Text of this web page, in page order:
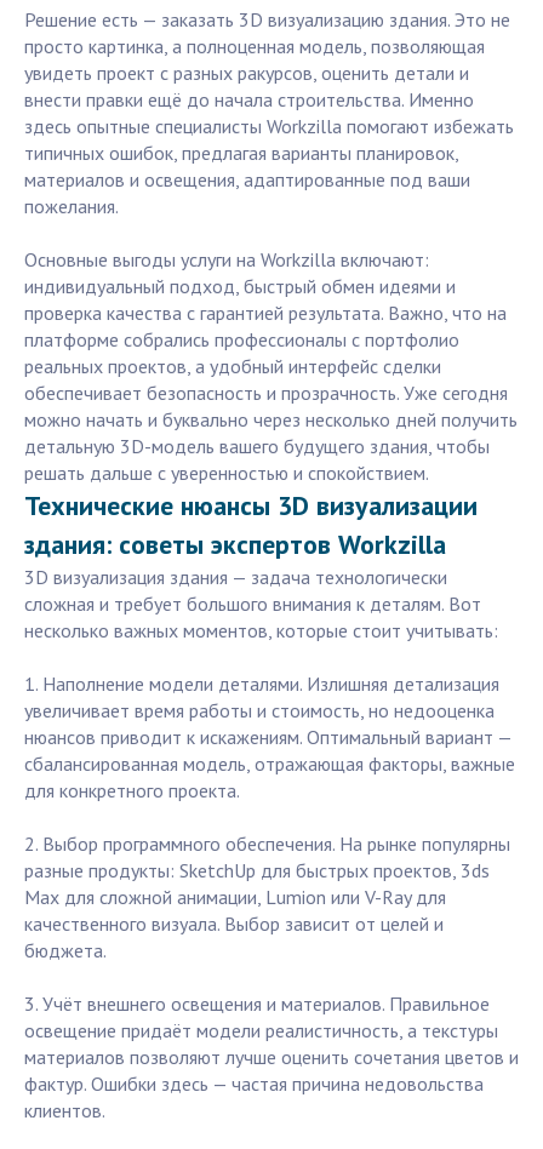
Решение есть — заказать 3D визуализацию здания. Это не
просто картинка, а полноценная модель, позволяющая
увидеть проект с разных ракурсов, оценить детали и
внести правки ещё до начала строительства. Именно
здесь опытные специалисты Workzilla помогают избежать
типичных ошибок, предлагая варианты планировок,
материалов и освещения, адаптированные под ваши
пожелания.
Основные выгоды услуги на Workzilla включают:
индивидуальный подход, быстрый обмен идеями и
проверка качества с гарантией результата. Важно, что на
платформе собрались профессионалы с портфолио
реальных проектов, а удобный интерфейс сделки
обеспечивает безопасность и прозрачность. Уже сегодня
можно начать и буквально через несколько дней получить
детальную 3D-модель вашего будущего здания, чтобы
решать дальше с уверенностью и спокойствием.
Технические нюансы 3D визуализации
здания: советы экспертов Workzilla
3D визуализация здания — задача технологически
сложная и требует большого внимания к деталям. Вот
несколько важных моментов, которые стоит учитывать:
1. Наполнение модели деталями. Излишняя детализация
увеличивает время работы и стоимость, но недооценка
нюансов приводит к искажениям. Оптимальный вариант —
сбалансированная модель, отражающая факторы, важные
для конкретного проекта.
2. Выбор программного обеспечения. На рынке популярны
разные продукты: SketchUp для быстрых проектов, 3ds
Max для сложной анимации, Lumion или V-Ray для
качественного визуала. Выбор зависит от целей и
бюджета.
3. Учёт внешнего освещения и материалов. Правильное
освещение придаёт модели реалистичность, а текстуры
материалов позволяют лучше оценить сочетания цветов и
фактур. Ошибки здесь — частая причина недовольства
клиентов.